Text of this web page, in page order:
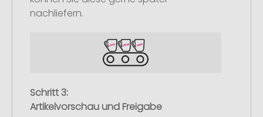
nachliefern.
Schritt 3:
Artikelvorschau und Freigabe